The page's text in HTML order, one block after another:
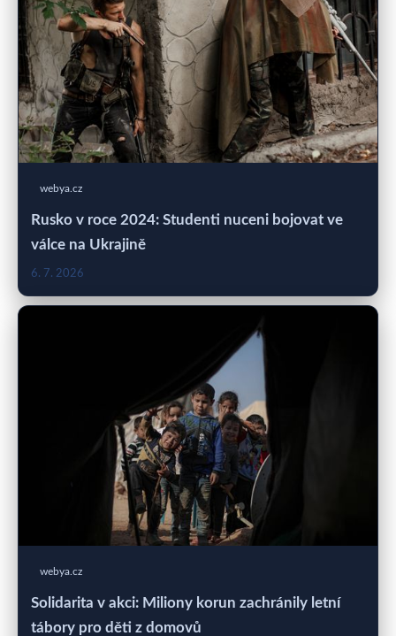
webya.cz
Rusko v roce 2024: Studenti nuceni bojovat ve
válce na Ukrajině
6. 7. 2026
webya.cz
Solidarita v akci: Miliony korun zachránily letní
tábory pro děti z domovů